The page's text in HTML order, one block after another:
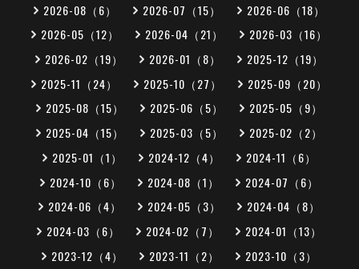
2026-08（6） 2026-07（15）
2026-06（18）
2026-05（12）
2026-04（21）
2026-03（16）
2026-02（19）
2026-01（8）
2025-12（19）
2025-11（24）
2025-10（27）
2025-09（20）
2025-08（15）
2025-06（5）
2025-05（9）
2025-04（15）
2025-03（5）
2025-02（2）
2025-01（1）
2024-12（4）
2024-11（6）
2024-10（6）
2024-08（1）
2024-07（6）
2024-06（4）
2024-05（3）
2024-04（8）
2024-03（6）
2024-02（7）
2024-01（13）
2023-12（4）
2023-11（2）
2023-10（3）